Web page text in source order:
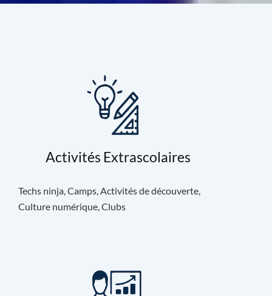
Activités Extrascolaires
Techs ninja, Camps, Activités de découverte,
Culture numérique, Clubs